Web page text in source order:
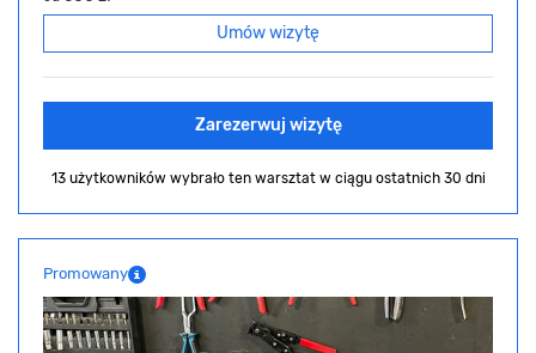
Umów wizytę
Zarezerwuj wizytę
13 użytkowników wybrało ten warsztat w ciągu ostatnich 30 dni
Promowany